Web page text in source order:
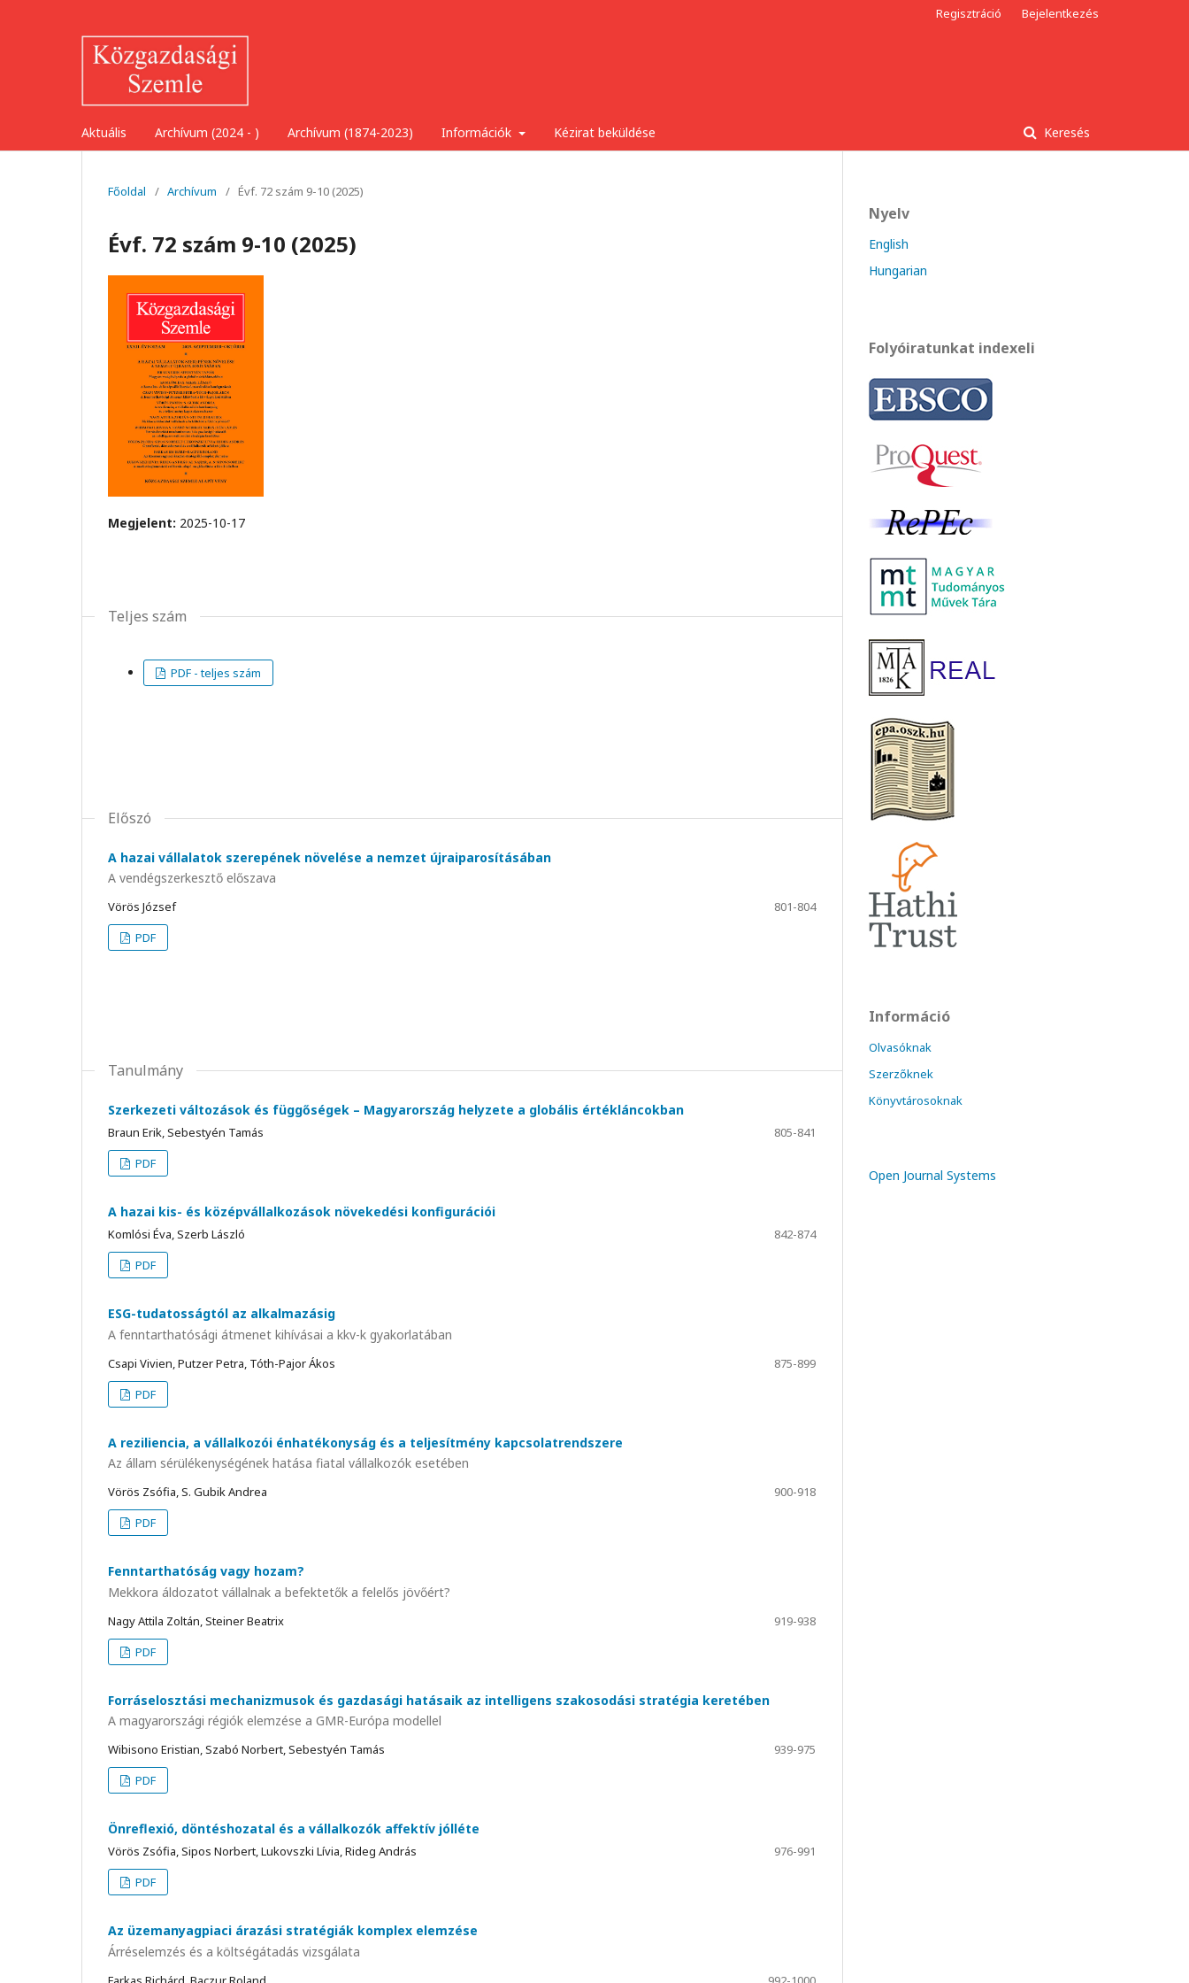
Aktuális Archívum (2024 - ) Archívum (1874-2023) Információk Kézirat beküldése Keresés
Regisztráció Bejelentkezés
Főoldal / Archívum / Évf. 72 szám 9-10 (2025)
Évf. 72 szám 9-10 (2025)
Megjelent: 2025-10-17
Teljes szám
PDF - teljes szám
Előszó
A hazai vállalatok szerepének növelése a nemzet újraiparosításában
A vendégszerkesztő előszava
Vörös József
801-804
PDF
Tanulmány
Szerkezeti változások és függőségek – Magyarország helyzete a globális értékláncokban
Braun Erik, Sebestyén Tamás
805-841
PDF
A hazai kis- és középvállalkozások növekedési konfigurációi
Komlósi Éva, Szerb László
842-874
PDF
ESG-tudatosságtól az alkalmazásig
A fenntarthatósági átmenet kihívásai a kkv-k gyakorlatában
Csapi Vivien, Putzer Petra, Tóth-Pajor Ákos
875-899
PDF
A reziliencia, a vállalkozói énhatékonyság és a teljesítmény kapcsolatrendszere
Az állam sérülékenységének hatása fiatal vállalkozók esetében
Vörös Zsófia, S. Gubik Andrea
900-918
PDF
Fenntarthatóság vagy hozam?
Mekkora áldozatot vállalnak a befektetők a felelős jövőért?
Nagy Attila Zoltán, Steiner Beatrix
919-938
PDF
Forráselosztási mechanizmusok és gazdasági hatásaik az intelligens szakosodási stratégia keretében
A magyarországi régiók elemzése a GMR-Európa modellel
Wibisono Eristian, Szabó Norbert, Sebestyén Tamás
939-975
PDF
Önreflexió, döntéshozatal és a vállalkozók affektív jólléte
Vörös Zsófia, Sipos Norbert, Lukovszki Lívia, Rideg András
976-991
PDF
Az üzemanyagpiaci árazási stratégiák komplex elemzése
Árréselemzés és a költségátadás vizsgálata
Nyelv
English
Hungarian
Folyóiratunkat indexeli
Információ
Olvasóknak
Szerzőknek
Könyvtárosoknak
Open Journal Systems